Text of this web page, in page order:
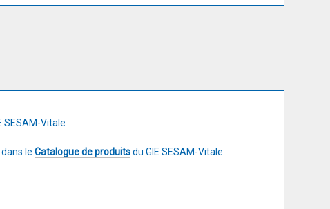
SESAM-Vitale
le Catalogue de produitsdu GIE SESAM-Vitale